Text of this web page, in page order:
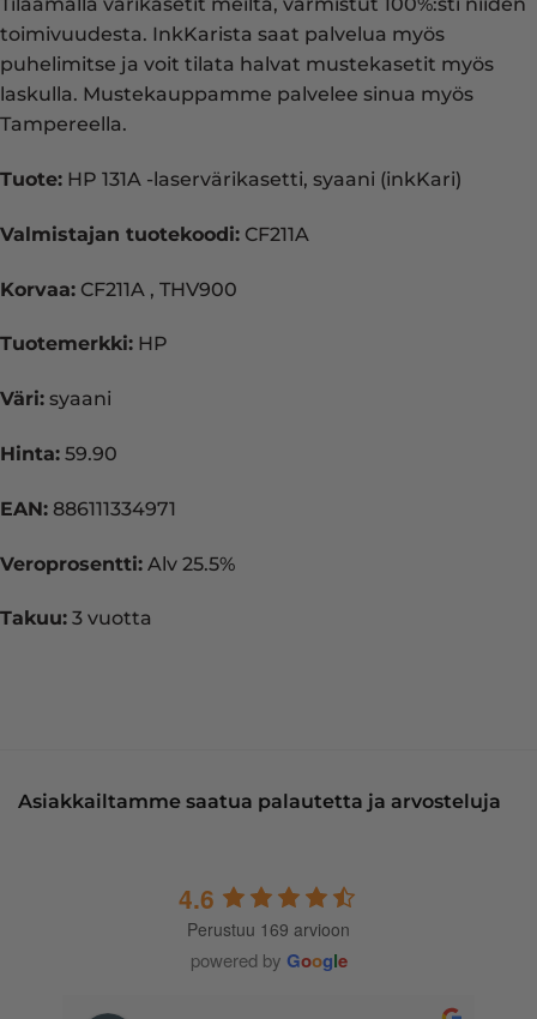
toimivuudesta. InkKarista saat palvelua myös
puhelimitse ja voit tilata halvat mustekasetit myös
laskulla. Mustekauppamme palvelee sinua myös
Tampereella.
Tuote: HP 131A -laservärikasetti, syaani (inkKari)
Valmistajan tuotekoodi: CF211A
Korvaa: CF211A , THV900
Tuotemerkki: HP
Väri: syaani
Hinta: 59.90
EAN: 886111334971
Veroprosentti: Alv 25.5%
Takuu: 3 vuotta
Asiakkailtamme saatua palautetta ja arvosteluja
4.6
Perustuu 169 arvioon
powered by Google